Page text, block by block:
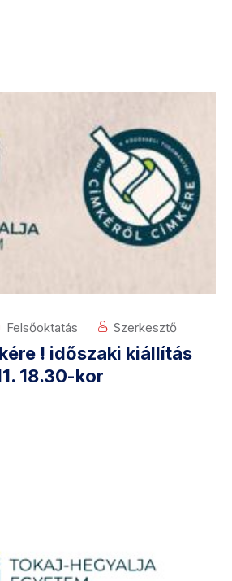
Felsőoktatás Szerkesztő
! időszaki kiállítás
18.30-kor